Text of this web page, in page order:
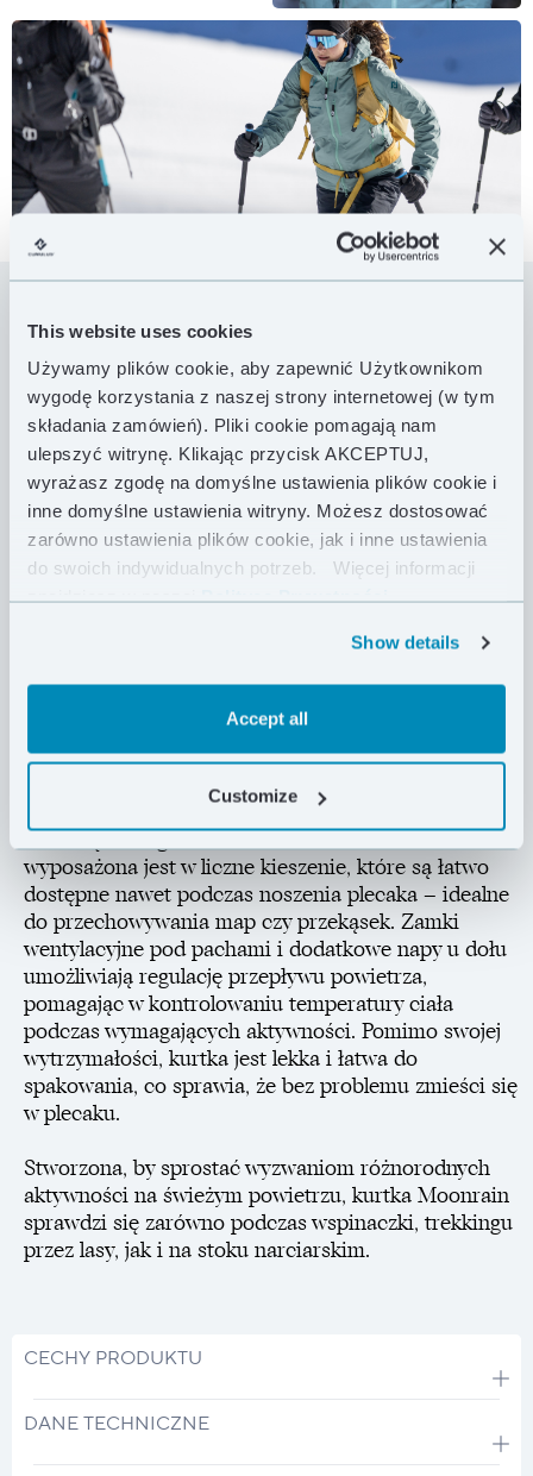
This website uses cookies
Używamy plików cookie, aby zapewnić Użytkownikom
wygodę korzystania z naszej strony internetowej (w tym
składania zamówień). Pliki cookie pomagają nam
ulepszyć witrynę. Klikając przycisk AKCEPTUJ,
wyrażasz zgodę na domyślne ustawienia plików cookie i
inne domyślne ustawienia witryny. Możesz dostosować
zarówno ustawienia plików cookie, jak i inne ustawienia
do swoich indywidualnych potrzeb.
Więcej informacji
znajdziesz w naszejPolityce Prywatności .
Show details
Accept all
Customize
Przeciwdeszczowa kurtka Moonrain, to hardshell,
który ochroni Cię zarówno przed intensywnym
deszczem, jak i delikatną mżawką i wiatrem.
Zaawansowana wodoodporna tkanina z membraną
oraz szereg praktycznych funkcji czynią ją
niezbędnym elementem wyposażenia na wyprawy
niezależnie od pory roku.
Wykonana z wolnego od PFC materiału Pertex®
przed wodą i wiatrem, gwarantując suchość i komfort
techniczny krój sprawia, że kurtka jest dopasowana, a
przy tym nie krępuje ruchów nawet podczas
intensywnych aktywności. Kompatybilny z kaskiem
kaptur z usztywnionym daszkiem, oferuje pełne
ochronę bez ograniczania widoczności. Kurtka
wyposażona jest w liczne kieszenie, które są łatwo
dostępne nawet podczas noszenia plecaka – idealne
do przechowywania map czy przekąsek. Zamki
wentylacyjne pod pachami i dodatkowe napy u dołu
umożliwiają regulację przepływu powietrza,
pomagając w kontrolowaniu temperatury ciała
podczas wymagających aktywności. Pomimo swojej
wytrzymałości, kurtka jest lekka i łatwa do
spakowania, co sprawia, że bez problemu zmieści się
w plecaku.
Stworzona, by sprostać wyzwaniom różnorodnych
aktywności na świeżym powietrzu, kurtka Moonrain
sprawdzi się zarówno podczas wspinaczki, trekkingu
przez lasy, jak i na stoku narciarskim.
CECHY PRODUKTU
DANE TECHNICZNE